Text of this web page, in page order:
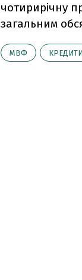
чотирирічну
загальним
МВФ КРЕДИТИ